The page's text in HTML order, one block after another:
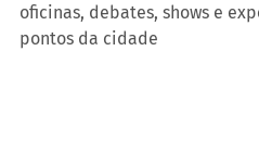
oficinas, debates, shows e
pontos da cidade